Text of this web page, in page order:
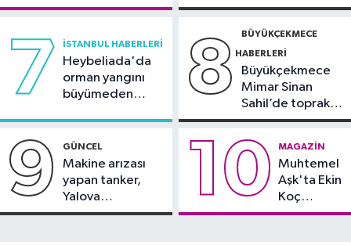
7 İSTANBUL HABERLERI
Heybeliada'da
orman yangını
büyümeden
8 BÜYÜKÇEKMECE
HABERLERI
Büyükçekmece
Mimar Sinan
Sahil’de toprak
kayması
9 GÜNCEL
Makine arızası
yapan tanker,
Yalova
Demirleme
10 MAGAZIN
Muhtemel
Aşk'ta Ekin
Koç
damgası